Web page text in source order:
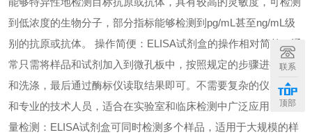
到低浓度的生物分子，部分指标能够检测到pg/mL甚至ng/mL级
别的抗原或抗体。 操作简便：ELISA试剂盒的操作相对简单，通
常只需将样品和试剂加入到微孔板中，按照规定的步骤进行孵育
和洗涤，最后通过酶标仪读取结果即可。不需要复杂的仪器设备
和专业的技术人员，适合在实验室和临床检测中广泛应用。 高通
量检测：ELISA试剂盒可同时检测多个样品，适用于大规模的样
联系
顶部